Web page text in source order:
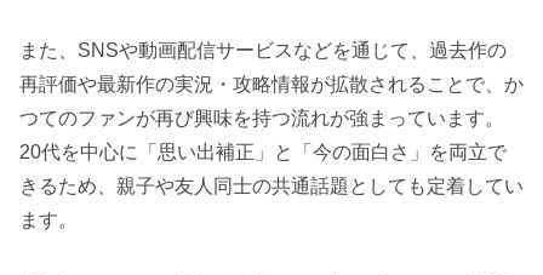
また、SNSや動画配信サービスなどを通じて、過去作の
再評価や最新作の実況・攻略情報が拡散されることで、か
つてのファンが再び興味を持つ流れが強まっています。
20代を中心に「思い出補正」と「今の面白さ」を両立で
きるため、親子や友人同士の共通話題としても定着してい
ます。